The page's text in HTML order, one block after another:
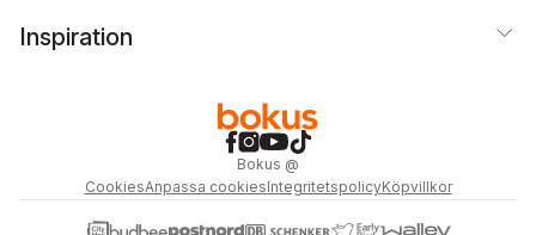
Inspiration
Bokus @
CookiesAnpassa cookiesIntegritetspolicyKöpvillkor